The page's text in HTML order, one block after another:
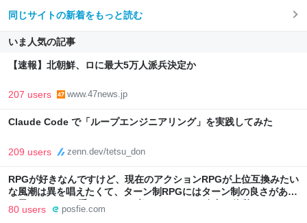
同じサイトの新着をもっと読む
いま人気の記事
【速報】北朝鮮、ロに最大5万人派兵決定か
207 users www.47news.jp
Claude Code で「ループエンジニアリング」を実践してみた
209 users zenn.dev/tetsu_don
RPGが好きなんですけど、現在のアクションRPGが上位互換みたい
な風潮は異を唱えたくて、ターン制RPGにはターン制の良さがある
と思ってます 一手をじっくり考えられたり、途中で休憩したりでき
るのがターン制の良さじゃないですか もっとターン制を煮詰めて欲
80 users posfie.com